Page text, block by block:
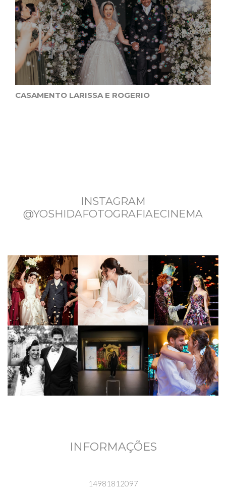
CASAMENTO LARISSA E ROGERIO
INSTAGRAM
@YOSHIDAFOTOGRAFIAECINEMA
INFORMAÇÕES
14981812097